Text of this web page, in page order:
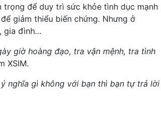
để duy trì sức khỏe tình dục mạnh
giảm thiểu biến chứng. Nhưng ở
gia đình…
giờ hoàng đạo, tra vận mệnh, tra tình
XSIM.
nghĩa gì không với bạn thì bạn tự trả lời